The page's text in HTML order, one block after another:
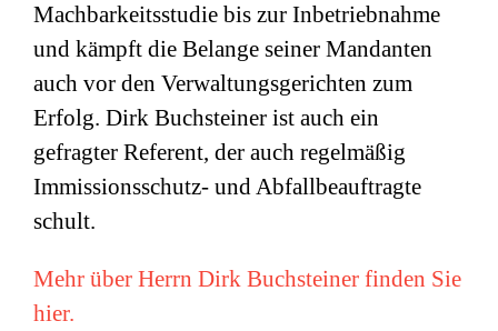
Machbarkeitsstudie bis zur Inbetriebnahme
und kämpft die Belange seiner Mandanten
auch vor den Verwaltungsgerichten zum
Erfolg. Dirk Buchsteiner ist auch ein
gefragter Referent, der auch regelmäßig
Immissionsschutz- und Abfallbeauftragte
schult.
Mehr über Herrn Dirk Buchsteiner finden Sie
hier.